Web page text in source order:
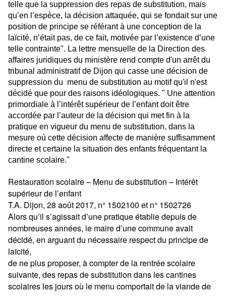
telle que la suppression des repas de substitution, mais
qu’en l’espèce, la décision attaquée, qui se fondait sur une
position de principe se référant à une conception de la
laïcité, n’était pas, de ce fait, motivée par l’existence d’une
telle contrainte". La lettre mensuelle de la Direction des
affaires juridiques du ministère rend compte d'un arrêt du
tribunal administratif de Dijon qui casse une décision de
suppression du menu de substitution au motif qu'il n'est
décidé que pour des raisons idéologiques. " Une attention
primordiale à l’intérêt supérieur de l’enfant doit être
accordée par l’auteur de la décision qui met fin à la
pratique en vigueur du menu de substitution, dans la
mesure où cette décision affecte de manière suffisamment
directe et certaine la situation des enfants fréquentant la
cantine scolaire."
Restauration scolaire – Menu de substitution – Intérêt
supérieur de l’enfant
T.A. Dijon, 28 août 2017, n° 1502100 et n° 1502726
Alors qu’il s’agissait d’une pratique établie depuis de
nombreuses années, le maire d’une commune avait
décidé, en arguant du nécessaire respect du principe de
laïcité,
de ne plus proposer, à compter de la rentrée scolaire
suivante, des repas de substitution dans les cantines
scolaires les jours où le menu comportait de la viande de